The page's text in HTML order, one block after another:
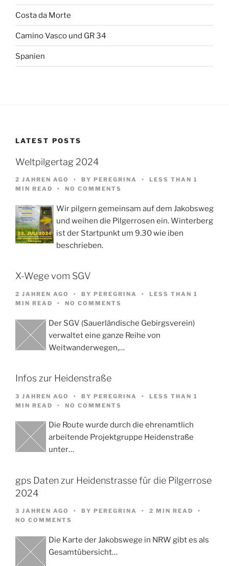
Costa da Morte
Camino Vasco und GR 34
Spanien
LATEST POSTS
Weltpilgertag 2024
2 JAHREN AGO BY PEREGRINA
LESS THAN 1
MIN READ
NO COMMENTS
Wir pilgern gemeinsam auf dem Jakobsweg
und weihen die Pilgerrosen ein. Winterberg
ist der Startpunkt um 9.30 wie iben
beschrieben.
X-Wege vom SGV
2 JAHREN AGO BY PEREGRINA
LESS THAN 1
MIN READ
NO COMMENTS
Der SGV (Sauerländische Gebirgsverein)
verwaltet eine ganze Reihe von
Weitwanderwegen,…
Infos zur Heidenstraße
3 JAHREN AGO BY PEREGRINA
LESS THAN 1
MIN READ
NO COMMENTS
Die Route wurde durch die ehrenamtlich
arbeitende Projektgruppe Heidenstraße
unter…
gps Daten zur Heidenstrasse für die Pilgerrose
2024
3 JAHREN AGO BY PEREGRINA
2 MIN READ
NO COMMENTS
Die Karte der Jakobswege in NRW gibt es als
Gesamtübersicht…